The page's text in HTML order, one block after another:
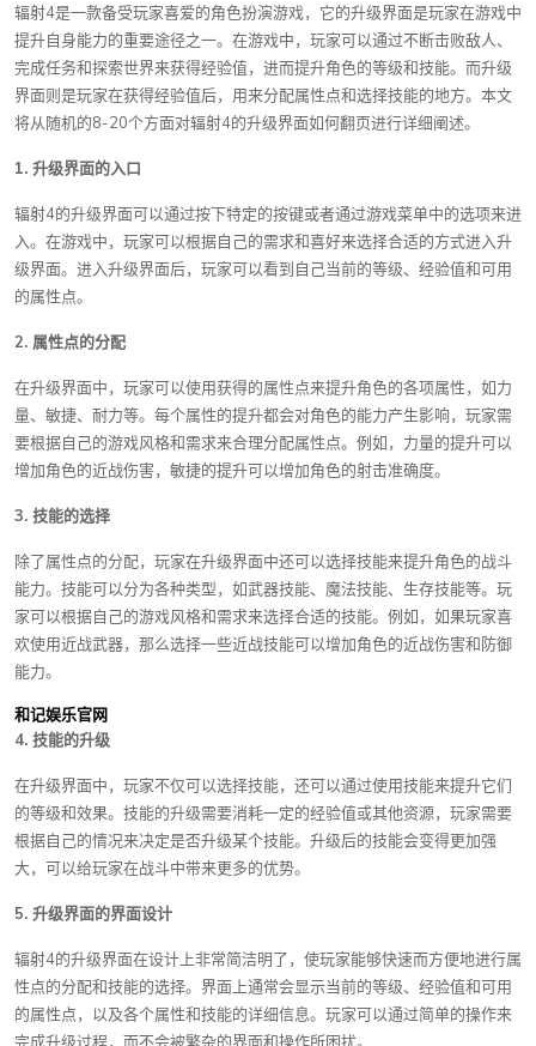
辐射4是一款备受玩家喜爱的角色扮演游戏，它的升级界面是玩家在游戏中
提升自身能力的重要途径之一。在游戏中，玩家可以通过不断击败敌人、
完成任务和探索世界来获得经验值，进而提升角色的等级和技能。而升级
界面则是玩家在获得经验值后，用来分配属性点和选择技能的地方。本文
将从随机的8-20个方面对辐射4的升级界面如何翻页进行详细阐述。
1. 升级界面的入口
辐射4的升级界面可以通过按下特定的按键或者通过游戏菜单中的选项来进
入。在游戏中，玩家可以根据自己的需求和喜好来选择合适的方式进入升
级界面。进入升级界面后，玩家可以看到自己当前的等级、经验值和可用
的属性点。
2. 属性点的分配
在升级界面中，玩家可以使用获得的属性点来提升角色的各项属性，如力
量、敏捷、耐力等。每个属性的提升都会对角色的能力产生影响，玩家需
要根据自己的游戏风格和需求来合理分配属性点。例如，力量的提升可以
增加角色的近战伤害，敏捷的提升可以增加角色的射击准确度。
3. 技能的选择
除了属性点的分配，玩家在升级界面中还可以选择技能来提升角色的战斗
能力。技能可以分为各种类型，如武器技能、魔法技能、生存技能等。玩
家可以根据自己的游戏风格和需求来选择合适的技能。例如，如果玩家喜
欢使用近战武器，那么选择一些近战技能可以增加角色的近战伤害和防御
能力。
和记娱乐官网
4. 技能的升级
在升级界面中，玩家不仅可以选择技能，还可以通过使用技能来提升它们
的等级和效果。技能的升级需要消耗一定的经验值或其他资源，玩家需要
根据自己的情况来决定是否升级某个技能。升级后的技能会变得更加强
大，可以给玩家在战斗中带来更多的优势。
5. 升级界面的界面设计
辐射4的升级界面在设计上非常简洁明了，使玩家能够快速而方便地进行属
性点的分配和技能的选择。界面上通常会显示当前的等级、经验值和可用
的属性点，以及各个属性和技能的详细信息。玩家可以通过简单的操作来